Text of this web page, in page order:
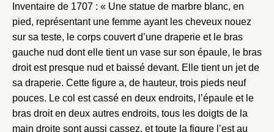
Inventaire de 1707 : « Une statue de marbre blanc, en
pied, représentant une femme ayant les cheveux nouez
sur sa teste, le corps couvert d’une draperie et le bras
gauche nud dont elle tient un vase sur son épaule, le bras
droit est presque nud et baissé devant. Elle tient un jet de
sa draperie. Cette figure a, de hauteur, trois pieds neuf
pouces. Le col est cassé en deux endroits, l’épaule et le
bras droit en deux autres endroits, tous les doigts de la
main droite sont aussi cassez, et toute la figure l’est au